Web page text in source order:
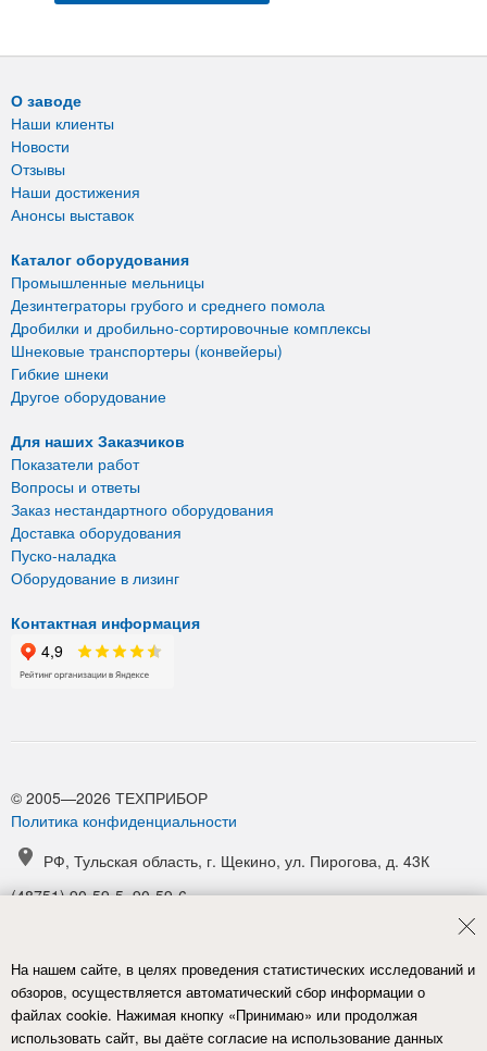
О заводе
Наши клиенты
Новости
Отзывы
Наши достижения
Анонсы выставок
Каталог оборудования
Промышленные мельницы
Дезинтеграторы грубого и среднего помола
Дробилки и дробильно-сортировочные комплексы
Шнековые транспортеры (конвейеры)
Гибкие шнеки
Другое оборудование
Для наших Заказчиков
Показатели работ
Вопросы и ответы
Заказ нестандартного оборудования
Доставка оборудования
Пуско-наладка
Оборудование в лизинг
Контактная информация
© 2005—2026 ТЕХПРИБОР
Политика конфиденциальности
РФ, Тульская область, г. Щекино, ул. Пирогова, д. 43К
(48751) 90-59-5, 90-59-6
Карта проезда
На нашем сайте, в целях проведения статистических исследований и
обзоров, осуществляется автоматический сбор информации о
файлах cookie. Нажимая кнопку «Принимаю» или продолжая
использовать сайт, вы даёте согласие на использование данных